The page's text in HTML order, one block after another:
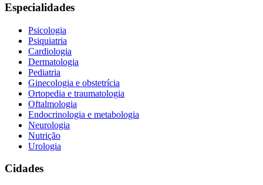
Especialidades
Psicologia
Psiquiatria
Cardiologia
Dermatologia
Pediatria
Ginecologia e obstetrícia
Ortopedia e traumatologia
Oftalmologia
Endocrinologia e metabologia
Neurologia
Nutrição
Urologia
Cidades